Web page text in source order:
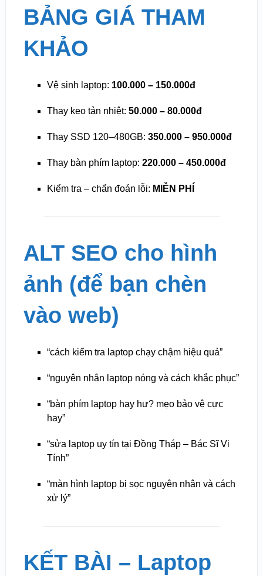
BẢNG GIÁ THAM
KHẢO
Vệ sinh laptop: 100.000 – 150.000đ
Thay keo tản nhiệt: 50.000 – 80.000đ
Thay SSD 120–480GB: 350.000 – 950.000đ
Thay bàn phím laptop: 220.000 – 450.000đ
Kiểm tra – chẩn đoán lỗi: MIỄN PHÍ
ALT SEO cho hình
ảnh (để bạn chèn
vào web)
“cách kiểm tra laptop chạy chậm hiệu quả”
“nguyên nhân laptop nóng và cách khắc phục”
“bàn phím laptop hay hư? mẹo bảo vệ cực
hay”
“sửa laptop uy tín tại Đồng Tháp – Bác Sĩ Vi
Tính”
“màn hình laptop bị sọc nguyên nhân và cách
xử lý”
KẾT BÀI – Laptop